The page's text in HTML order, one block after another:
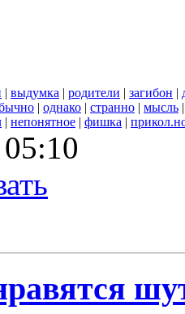
| выдумка | родители | загибон |
| однако | странно | мысль
| непонятное | фишка |